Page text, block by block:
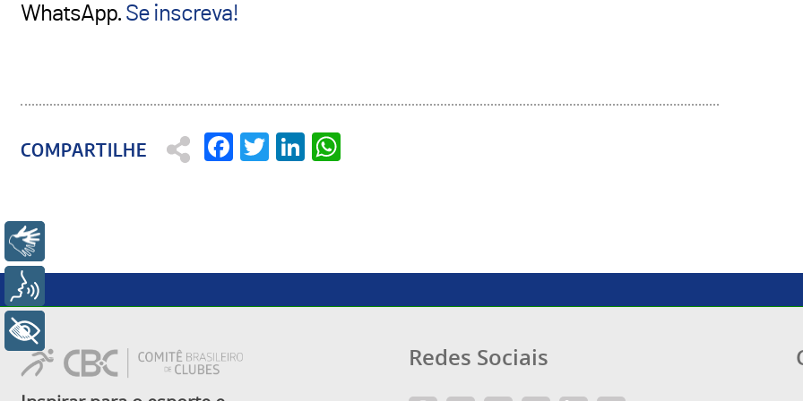
WhatsApp. Se inscreva!
Facebook
TwitterLinkedIn
Redes Sociais